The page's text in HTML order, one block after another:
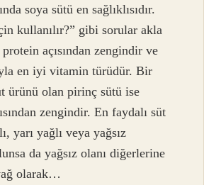
soya sütü en sağlıklısıdır.
kullanılır?” gibi sorular akla
açısından zengindir ve
en iyi vitamin türüdür. Bir
ürünü olan pirinç sütü ise
zengindir. En faydalı süt
yarı yağlı veya yağsız
da yağsız olanı diğerlerine
olarak…